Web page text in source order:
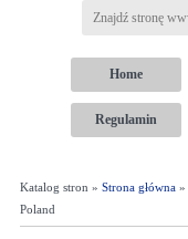
Home
Regulamin
Katalog stron » Strona główna»
Poland